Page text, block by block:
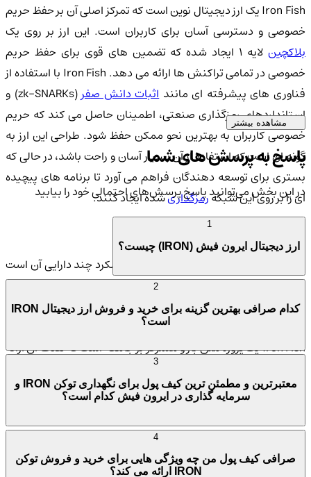
Iron Fish یک ارز دیجیتال نوین است که تمرکز اصلی آن بر حفظ حریم
خصوصی و دسترسی آسان برای کاربران است. این ارز بر روی یک
بلاکچین
لایه 1 ایجاد شده که تضمین های قوی برای حفظ حریم
خصوصی در تمامی تراکنش ها ارائه می دهد. Iron Fish با استفاده از
فناوری های پیشرفته ای ماننداثبات دانش صفر
(zk-SNARKs) و
استانداردهای رمزگذاری صنعتی، اطمینان حاصل می کند که حریم
خصوصی کاربران به بهترین نحو ممکن حفظ شود. طراحی این ارز به
گونه ای است که استفاده از آن بسیار آسان و راحت باشد، در حالی که
بستری برای توسعه دهندگان فراهم می آورد تا برنامه های پیچیده
ای را بر روی این شبکهرمزگذاریشده ایجاد کنند.
عملکرد چند دارایی و تراکنش های خصوصی
یکی از ویژگی های برجسته ایرون فیش، عملکرد چند دارایی آن است
که به ارائه دهندگان پل اجازه می دهد هر نوع دارایی رمزنگاری را به
شبکه Iron Fish منتقل کنند. این ویژگی به کاربران امکان می دهد تا
با ارزهای دیجیتال مختلف به صورت خصوصی تراکنش انجام دهند.
Iron Fish یک پروژه متن باز و متمرکز بر جامعه است که هدف آن ارائه
و قابل دسترس برای همه کاربران است، در حالی که
حریم خصوصی کاربران و کنترل دارایی هایشان را در اولویت قرار می
مشاهده بیشتر
پاسخ به پرسش های شما
در این بخش می‌توانید پاسخ پرسش‌های احتمالی خود را بیابید
ارز دیجیتال ایرون فیش (IRON) چیست؟
کدام صرافی بهترین گزینه برای خرید و فروش ارز دیجیتال IRON
است؟
معتبرترین و مطمئن ترین کیف پول برای نگهداری توکن IRON و
سرمایه گذاری در ایرون فیش کدام است؟
صرافی کیف پول من چه ویژگی هایی برای خرید و فروش توکن
IRON ارائه می کند؟